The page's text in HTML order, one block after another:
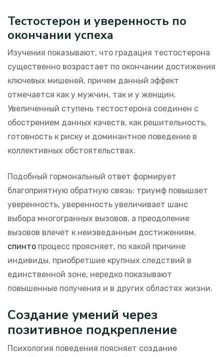
Тестостерон и уверенность по
окончании успеха
Изучения показывают, что градация тестостерона
существенно возрастает по окончании достижения
ключевых мишеней, причем данный эффект
отмечается как у мужчин, так и у женщин.
Увеличенный ступень тестостерона соединен с
обострением данных качеств, как решительность,
готовность к риску и доминантное поведение в
коллективных обстоятельствах.
Подобный гормональный ответ формирует
благоприятную обратную связь: триумф повышает
уверенность, уверенность увеличивает шанс
выбора многогранных вызовов, а преодоление
вызовов влечет к неизведанным достижениям.
спинто процесс проясняет, по какой причине
индивиды, приобретшие крупных следствий в
единственной зоне, нередко показывают
повышенные получения и в других областях жизни.
Создание умений через
позитивное подкрепление
Психология поведения поясняет создание